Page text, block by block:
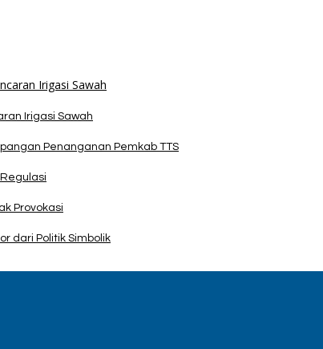
Irigasi Sawah
Penanganan Pemkab TTS
Provokasi
dari Politik Simbolik